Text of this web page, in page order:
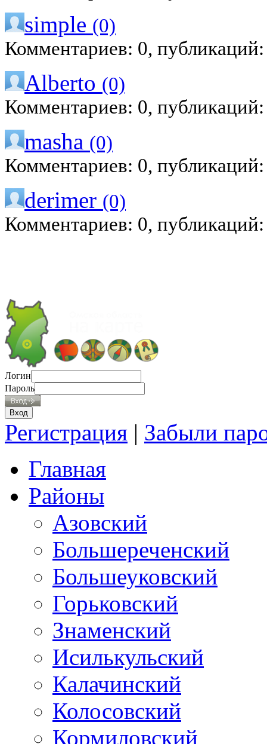
simple (0)
Комментариев: 0,
Alberto (0)
Комментариев: 0,
masha (0)
Комментариев: 0,
derimer (0)
Комментариев: 0,
Логин
Пароль
Регистрация | Забыли
Главная
Районы
Азовский
Большереченский
Большеуковский
Горьковский
Знаменский
Исилькульский
Калачинский
Колосовский
Кормиловский